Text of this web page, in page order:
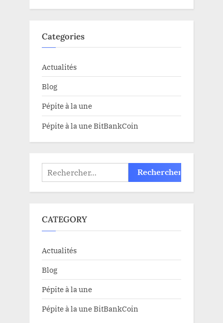
Categories
Actualités
Blog
Pépite à la une
Pépite à la une BitBankCoin
Rechercher :
CATEGORY
Actualités
Blog
Pépite à la une
Pépite à la une BitBankCoin